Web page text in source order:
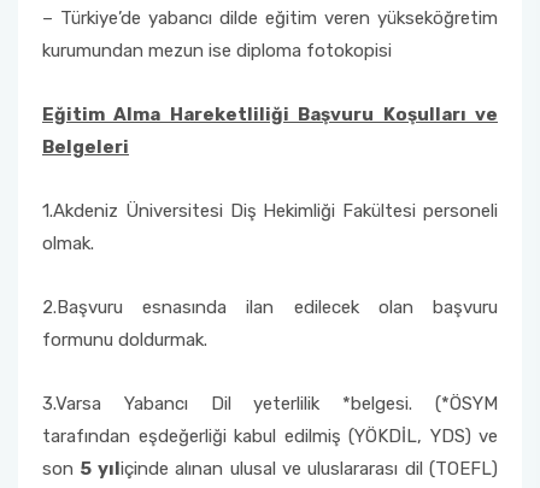
– Türkiye’de yabancı dilde eğitim veren yükseköğretim
kurumundan mezun ise diploma fotokopisi
Eğitim Alma Hareketliliği Başvuru Koşulları ve
Belgeleri
1.Akdeniz Üniversitesi Diş Hekimliği Fakültesi personeli
olmak.
2.Başvuru esnasında ilan edilecek olan başvuru
formunu doldurmak.
3.Varsa Yabancı Dil yeterlilik *belgesi. (*ÖSYM
tarafından eşdeğerliği kabul edilmiş (YÖKDİL, YDS) ve
son 5 yıliçinde alınan ulusal ve uluslararası dil (TOEFL)